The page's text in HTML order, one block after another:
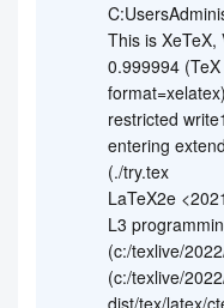
This is
0.999994
format=xelatex)
restricted
entering
(./try.tex
LaTeX2e
L3
(c:/texlive/
(c:/texlive/